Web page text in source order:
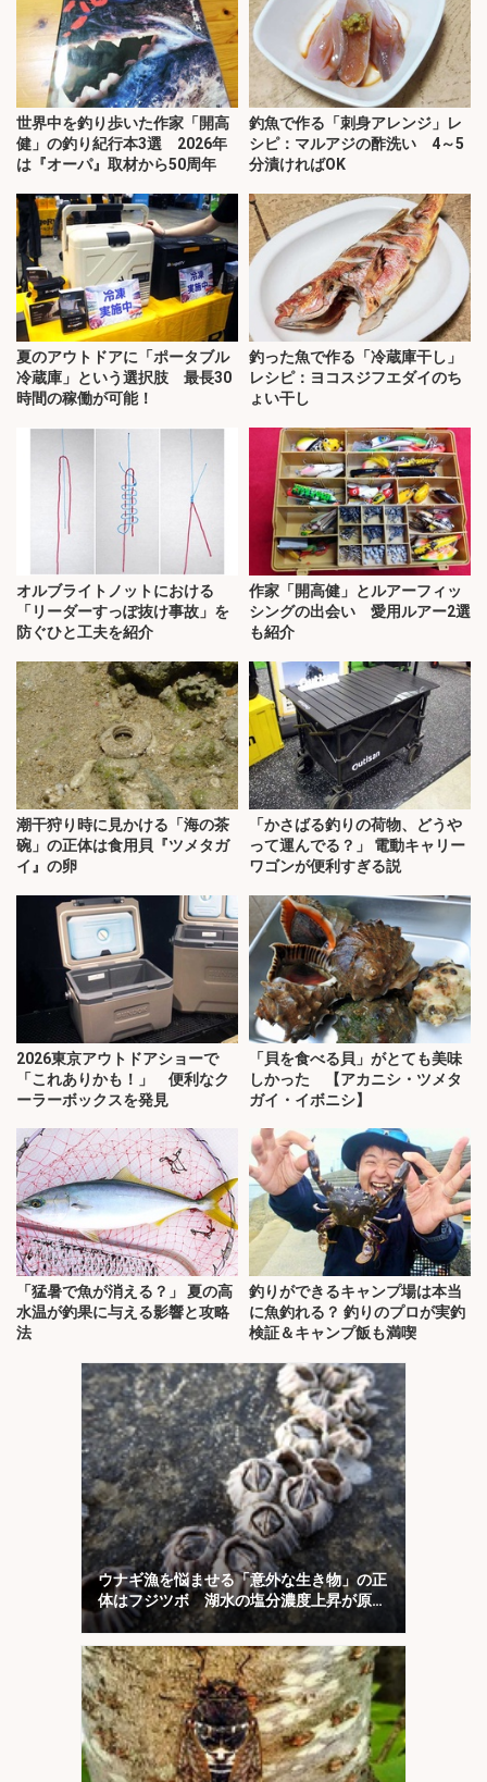
世界中を釣り歩いた作家「開高
健」の釣り紀行本3選 2026年
は『オーパ』取材から50周年
釣魚で作る「刺身アレンジ」レ
シピ：マルアジの酢洗い 4～5
分漬ければOK
夏のアウトドアに「ポータブル
冷蔵庫」という選択肢 最長30
時間の稼働が可能！
釣った魚で作る「冷蔵庫干し」
レシピ：ヨコスジフエダイのち
ょい干し
オルブライトノットにおける
「リーダーすっぽ抜け事故」を
防ぐひと工夫を紹介
作家「開高健」とルアーフィッ
シングの出会い 愛用ルアー2選
も紹介
潮干狩り時に見かける「海の茶
碗」の正体は食用貝『ツメタガ
イ』の卵
「かさばる釣りの荷物、どうや
って運んでる？」 電動キャリー
ワゴンが便利すぎる説
2026東京アウトドアショーで
「これありかも！」 便利なク
ーラーボックスを発見
「貝を食べる貝」がとても美味
しかった 【アカニシ・ツメタ
ガイ・イボニシ】
「猛暑で魚が消える？」 夏の高
水温が釣果に与える影響と攻略
法
釣りができるキャンプ場は本当
に魚釣れる？ 釣りのプロが実釣
検証＆キャンプ飯も満喫
ウナギ漁を悩ませる「意外な生き物」の正
体はフジツボ 湖水の塩分濃度上昇が原因
か